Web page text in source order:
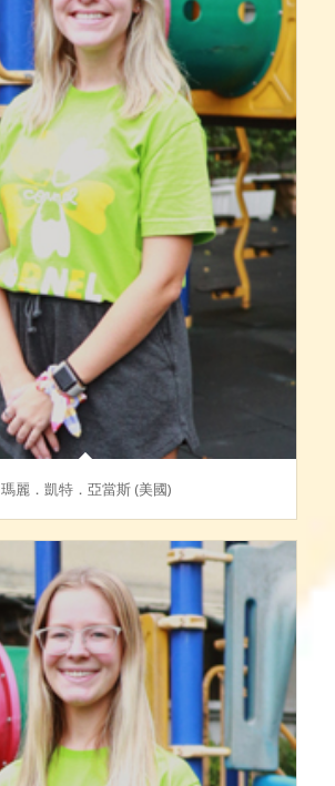
瑪麗．凱特．亞當斯 (美國)